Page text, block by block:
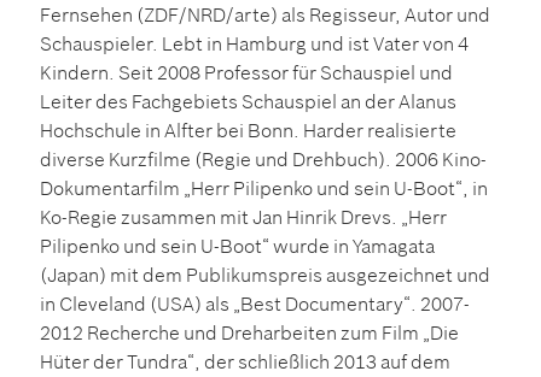
Fernsehen (ZDF/NRD/arte) als Regisseur, Autor und
Schauspieler. Lebt in Hamburg und ist Vater von 4
Kindern. Seit 2008 Professor für Schauspiel und
Leiter des Fachgebiets Schauspiel an der Alanus
Hochschule in Alfter bei Bonn. Harder realisierte
diverse Kurzfilme (Regie und Drehbuch). 2006 Kino-
Dokumentarfilm „Herr Pilipenko und sein U-Boot“, in
Ko-Regie zusammen mit Jan Hinrik Drevs. „Herr
Pilipenko und sein U-Boot“ wurde in Yamagata
(Japan) mit dem Publikumspreis ausgezeichnet und
in Cleveland (USA) als „Best Documentary“. 2007-
2012 Recherche und Dreharbeiten zum Film „Die
Hüter der Tundra“, der schließlich 2013 auf dem